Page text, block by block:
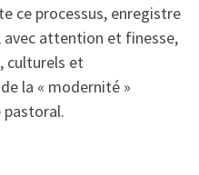
ce processus, enregistre
avec attention et finesse,
culturels et
la « modernité »
pastoral.